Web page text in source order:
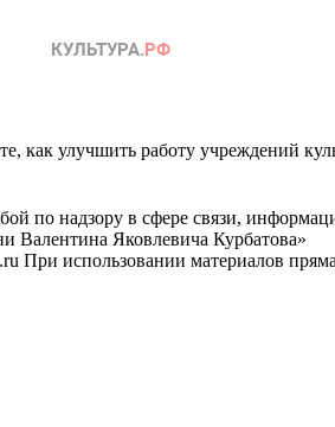
как улучшить работу учреждений
по надзору в сфере связи,
Валентина Яковлевича Курбатова»
При использовании материалов